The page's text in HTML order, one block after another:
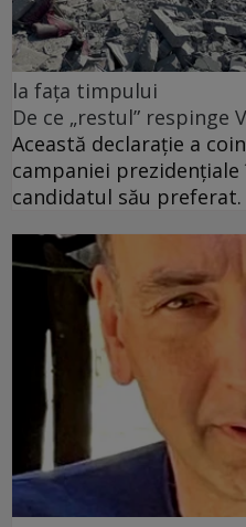
la fața timpului
De ce „restul” respinge
Această declarație a
campaniei
candidatul său preferat.